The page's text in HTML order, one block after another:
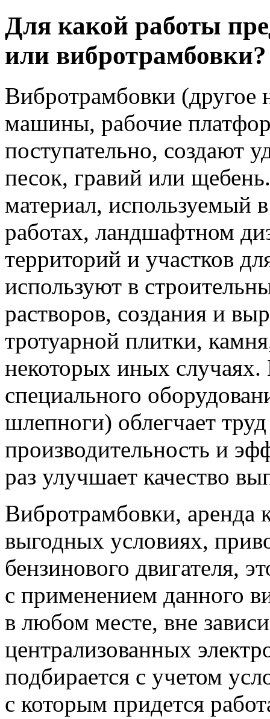
Для какой работы
или вибротрамбовки?
Вибротрамбовки (другое
машины, рабочие
поступательно, создают
песок, гравий или
материал, используемый
работах, ландшафтном
территорий и участков
используют в
растворов, создания и
тротуарной плитки,
некоторых иных
специального
шлепноги) облегчает
производительность и
раз улучшает качество
Вибротрамбовки, аренда
выгодных условиях,
бензинового двигателя,
с применением данного
в любом месте, вне
централизованных
подбирается с учетом
с которым придется